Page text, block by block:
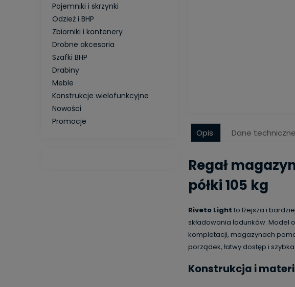
Pojemniki i skrzynki
Odzież i BHP
Zbiorniki i kontenery
Drobne akcesoria
Szafki BHP
Drabiny
Meble
Konstrukcje wielofunkcyjne
Nowości
Promocje
Opis Dane techniczne
Regał
półki 105 kg
Riveto Light to lżejsza i
składowania ładunków. Model
kompletacji, magazynach
porządek, łatwy dostęp i
Konstrukcja i